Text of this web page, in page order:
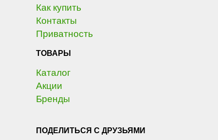
Как купить
Контакты
Приватность
ТОВАРЫ
Каталог
Акции
Бренды
ПОДЕЛИТЬСЯ С ДРУЗЬЯМИ